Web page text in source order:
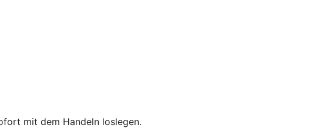
mit dem Handeln loslegen.